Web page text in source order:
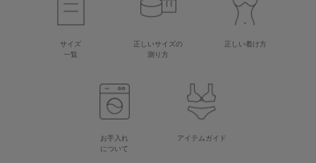
サイズ
一覧
正しいサイズの
測り方
正しい着け方
お手入れ
について
アイテムガイド